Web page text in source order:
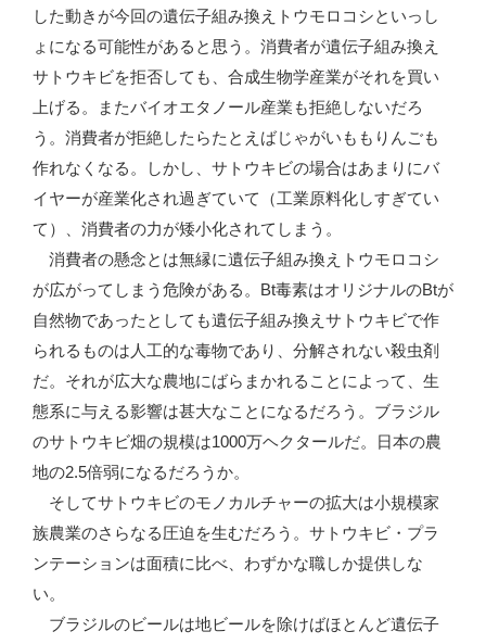
した動きが今回の遺伝子組み換えトウモロコシといっし
ょになる可能性があると思う。消費者が遺伝子組み換え
サトウキビを拒否しても、合成生物学産業がそれを買い
上げる。またバイオエタノール産業も拒絶しないだろ
う。消費者が拒絶したらたとえばじゃがいももりんごも
作れなくなる。しかし、サトウキビの場合はあまりにバ
イヤーが産業化され過ぎていて（工業原料化しすぎてい
て）、消費者の力が矮小化されてしまう。
消費者の懸念とは無縁に遺伝子組み換えトウモロコシ
が広がってしまう危険がある。Bt毒素はオリジナルのBtが
自然物であったとしても遺伝子組み換えサトウキビで作
られるものは人工的な毒物であり、分解されない殺虫剤
だ。それが広大な農地にばらまかれることによって、生
態系に与える影響は甚大なことになるだろう。ブラジル
のサトウキビ畑の規模は1000万ヘクタールだ。日本の農
地の2.5倍弱になるだろうか。
そしてサトウキビのモノカルチャーの拡大は小規模家
族農業のさらなる圧迫を生むだろう。サトウキビ・プラ
ンテーションは面積に比べ、わずかな職しか提供しな
い。
ブラジルのビールは地ビールを除けばほとんど遺伝子